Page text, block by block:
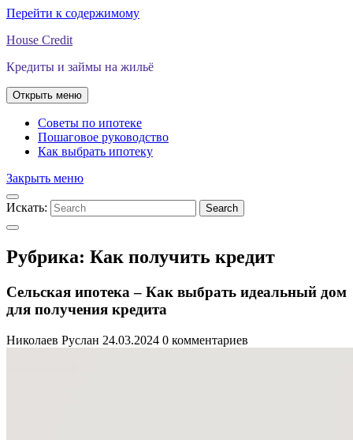
Перейти к содержимому
House Credit
Кредиты и займы на жильё
Открыть меню
Советы по ипотеке
Пошаговое руководство
Как выбрать ипотеку
Закрыть меню
Искать: Search
Рубрика: Как получить кредит
Сельская ипотека – Как выбрать идеальный дом
для получения кредита
Николаев Руслан 24.03.2024 0 комментариев